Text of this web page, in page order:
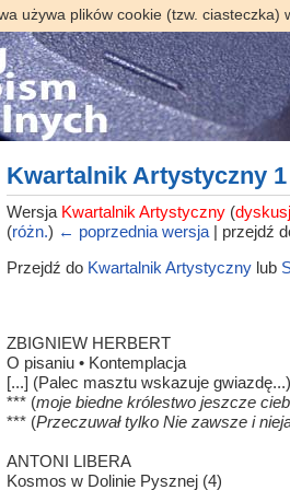
używa plików cookie (tzw.
Kwartalnik Artystyczny 1
Wersja Kwartalnik Artystyczny (
(różn.) ← poprzednia wersja| przejdź
Przejdź do Kwartalnik Artystycznylub
ZBIGNIEW HERBERT
O pisaniu • Kontemplacja
[...] (Palec masztu wskazuje
*** (moje biedne królestwo jeszcze
*** (Przeczuwał tylko Nie zawsze i
ANTONI LIBERA
Kosmos w Dolinie Pysznej (4)